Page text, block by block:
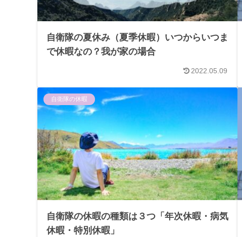
自衛隊の夏休み（夏季休暇）いつからいつま
で休暇なの？我が家の場合
2022.05.09
自衛隊の休暇
自衛隊の休暇の種類は３つ「年次休暇・病気
休暇・特別休暇」